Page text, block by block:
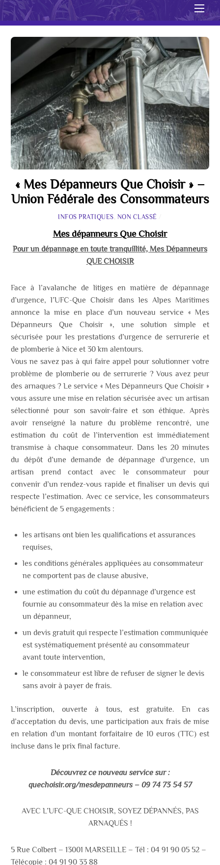
« Mes Dépanneurs Que Choisir » –
Union Fédérale des Consommateurs
INFOS PRATIQUES, NON CLASSÉ
Mes dépanneurs Que Choisir
Pour un dépannage en toute tranquillité, Mes Dépanneurs
QUE CHOISIR
Face à l’avalanche de litiges en matière de dépannage
d’urgence, l’UFC-Que Choisir dans les Alpes Maritimes
annonce la mise en place d’un nouveau service « Mes
Dépanneurs
Que Choisir », une solution simple
et
sécurisée pour les prestations d’urgence de serrurerie et
deplomberie à Nice et 30 km alentours.
Vous ne savez pas à qui faire appel pour solutionner votre
problème de plomberie ou deserrurerie ?Vous avez peur
des arnaques ? Le service « Mes Dépanneurs Que Choisir »
vous assure une mise en relation sécurisée avec un artisan
sélectionné pour son savoir-faire et son éthique. Après
avoir renseigné la nature du problème rencontré,
une
estimation du coût del’intervention est immédiatement
transmise à chaque consommateur. Dans les 20 minutes
dudépôt d’une demande de dépannage d’urgence,
un
artisan
prend contact avec le consommateur pour
convenir d’un rendez-vous rapide et finaliser un devis qui
respecte l’estimation. Avec ceservice, les consommateurs
bénéficient de 5 engagements :
les artisans ont bien les qualifications et assurances
requises,
les conditions générales appliquées au consommateur
ne comportent pas de clauseabusive,
une estimation du coût du dépannage d’urgence est
fournie au consommateur dès lamise en relation avec
un dépanneur,
un devis gratuit qui respecte l’estimation communiquée
est systématiquement présentéau consommateur
avant toute intervention,
le consommateur est libre de refuser de signer le devis
sans avoir à payer de frais.
L’inscription, ouverte à tous, est gratuite. En
cas
d’acceptation du devis, une participation aux frais de mise
en relation d’un montant forfaitaire de 10 euros (TTC) est
incluse dans le prix finalfacture.
Découvrez ce nouveau service sur :
quechoisir.org/mesdepanneurs – 09 74 73 54 57
AVEC L’UFC-QUE CHOISIR, SOYEZ DÉPANNÉS, PAS
ARNAQUÉS !
5 Rue Colbert – 13001 MARSEILLE – Tél : 04 91 90 05 52 –
Télécopie : 04 91 90 33 88